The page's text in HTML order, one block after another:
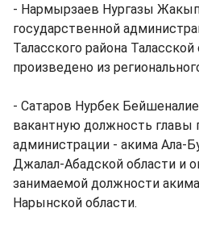
- Нармырзаев Нургазы
государственной
Таласского района
произведено из
- Сатаров Нурбек
вакантную должность главы
администрации - акима Ала-
Джалал-Абадской области и
занимаемой должности
Нарынской области.